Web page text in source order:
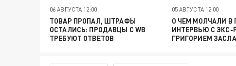
06 АВГУСТА 12:00
ТОВАР ПРОПАЛ, ШТРАФЫ
ОСТАЛИСЬ: ПРОДАВЦЫ С WB
ТРЕБУЮТ ОТВЕТОВ
05 АВГУСТА 12:00
О ЧЕМ МОЛЧАЛИ В
ИНТЕРВЬЮ С ЭКС-
ГРИГОРИЕМ